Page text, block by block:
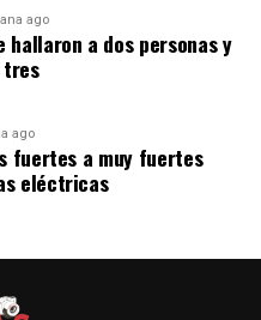
ago
hallaron a dos personas y
tres
ago
fuertes a muy fuertes
eléctricas